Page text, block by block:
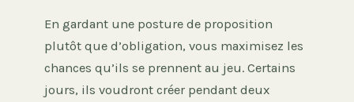
En gardant une posture de proposition
plutôt que d’obligation, vous maximisez les
chances qu’ils se prennent au jeu. Certains
jours, ils voudront créer pendant deux